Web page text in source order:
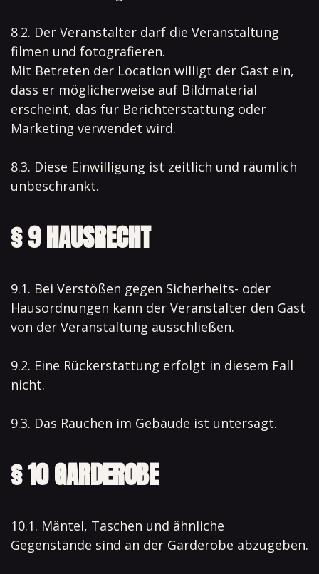
8.2. Der Veranstalter darf die Veranstaltung
filmen und fotografieren.
Mit Betreten der Location willigt der Gast ein,
dass er möglicherweise auf Bildmaterial
erscheint, das für Berichterstattung oder
Marketing verwendet wird.
8.3. Diese Einwilligung ist zeitlich und räumlich
unbeschränkt.
§ 9 HAUSRECHT
9.1. Bei Verstößen gegen Sicherheits- oder
Hausordnungen kann der Veranstalter den Gast
von der Veranstaltung ausschließen.
9.2. Eine Rückerstattung erfolgt in diesem Fall
nicht.
9.3. Das Rauchen im Gebäude ist untersagt.
§ 10 GARDEROBE
10.1. Mäntel, Taschen und ähnliche
Gegenstände sind an der Garderobe abzugeben.